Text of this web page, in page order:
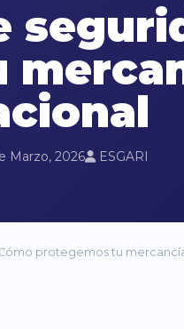
Marzo, 2026 ESGARI
protegemos tu